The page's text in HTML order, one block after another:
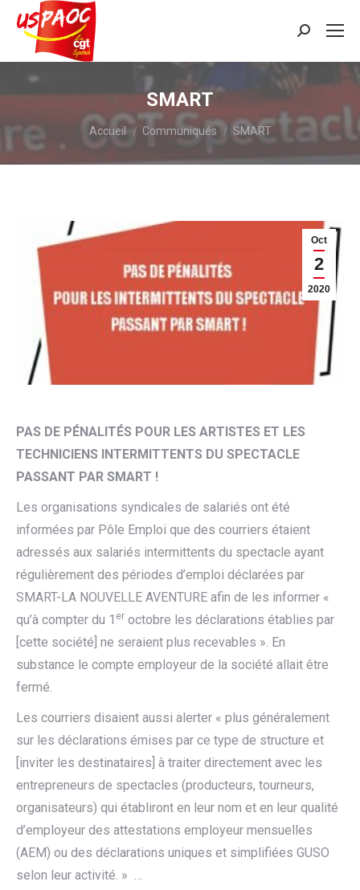
Recherche
SMART
Vous êtes ici :
Accueil Communiqués SMART
Oct
2
2020
PAS DE PÉNALITÉS POUR LES ARTISTES ET LES
TECHNICIENS INTERMITTENTS DU SPECTACLE
PASSANT PAR SMART !
Les organisations syndicales de salariés ont été
informées par Pôle Emploi que des courriers étaient
adressés aux salariés intermittents du spectacle ayant
régulièrement des périodes d’emploi déclarées par
SMART-LA NOUVELLE AVENTURE afin de les informer «
qu’à compter du 1 er octobre les déclarations établies par
[cette société] ne seraient plus recevables ». En
substance le compte employeur de la société allait être
fermé.
Les courriers disaient aussi alerter « plus généralement
sur les déclarations émises par ce type de structure et
[inviter les destinataires] à traiter directement avec les
entrepreneurs de spectacles (producteurs, tourneurs,
organisateurs) qui établiront en leur nom et en leur qualité
d’employeur des attestations employeur mensuelles
(AEM) ou des déclarations uniques et simplifiées GUSO
selon leur activité. » …